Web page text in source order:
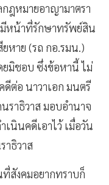
ฎหมายอาญามาตรา
หน้าที่รักษาทรัพย์สิน
หาย (รถ กอ.รมน.)
มิชอบ ซึ่งข้อหานี้ ไม่
ดีต่อ นาวาเอก มนตรี
ราธิวาส มอบอำนาจ
เนินคดีเอาไว้ เมื่อวัน
าธิวาส
สังคมอยากทราบก็